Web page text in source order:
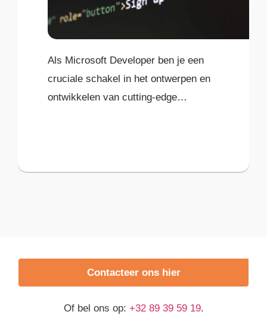
Als Microsoft Developer ben je een
cruciale schakel in het ontwerpen en
ontwikkelen van cutting-edge
Contacteer ons hier
Of bel ons op: +32 89 39 59 19.